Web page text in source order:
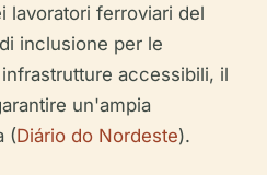
lavoratori ferroviari del
inclusione per le
accessibili, il
un'ampia
(Diário do Nordeste).